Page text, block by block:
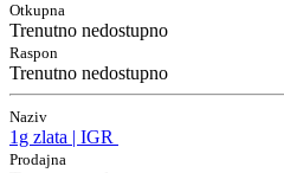
Otkupna
Trenutno nedostupno
Raspon
Trenutno nedostupno
Naziv
1g zlata | IGR
Prodajna